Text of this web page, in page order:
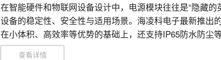
在智能硬件和物联网设备设计中，电源模块往往是“隐藏
设备的稳定性、安全性与适用场景。海凌科电子最新推出
在小体积、高效率等优势的基础上，还支持IP65防水防尘
提供了理想的供电解决方案。
查看详情